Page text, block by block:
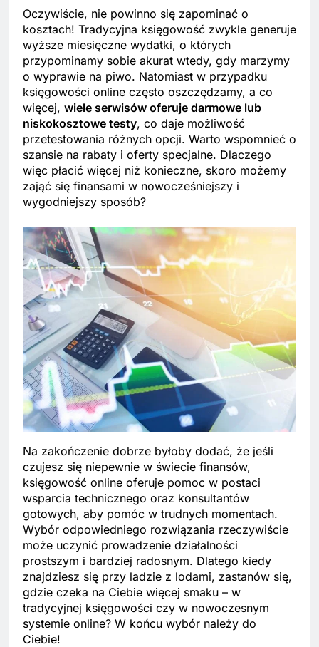
Oczywiście, nie powinno się zapominać o
kosztach! Tradycyjna księgowość zwykle generuje
wyższe miesięczne wydatki, o których
przypominamy sobie akurat wtedy, gdy marzymy
o wyprawie na piwo. Natomiast w przypadku
księgowości online często oszczędzamy, a co
więcej, wiele serwisów oferuje darmowe lub
niskokosztowe testy, co daje możliwość
przetestowania różnych opcji. Warto wspomnieć o
szansie na rabaty i oferty specjalne. Dlaczego
więc płacić więcej niż konieczne, skoro możemy
zająć się finansami w nowocześniejszy i
wygodniejszy sposób?
Na zakończenie dobrze byłoby dodać, że jeśli
czujesz się niepewnie w świecie finansów,
księgowość online oferuje pomoc w postaci
wsparcia technicznego oraz konsultantów
gotowych, aby pomóc w trudnych momentach.
Wybór odpowiedniego rozwiązania rzeczywiście
może uczynić prowadzenie działalności
prostszym i bardziej radosnym. Dlatego kiedy
znajdziesz się przy ladzie z lodami, zastanów się,
gdzie czeka na Ciebie więcej smaku – w
tradycyjnej księgowości czy w nowoczesnym
systemie online? W końcu wybór należy do
Ciebie!